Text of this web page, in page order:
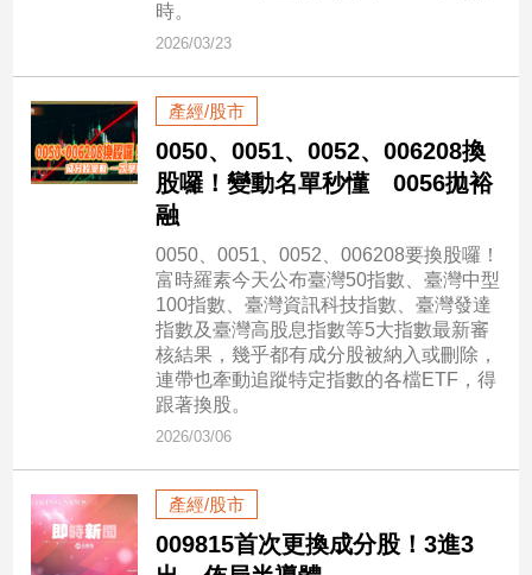
文
／
電
寵
物
Pet
時。
2026/03/23
產經/股市
0050、0051、0052、006208換
股囉！變動名單秒懂 0056拋裕
融
0050、0051、0052、006208要換股囉！
富時羅素今天公布臺灣50指數、臺灣中型
100指數、臺灣資訊科技指數、臺灣發達
指數及臺灣高股息指數等5大指數最新審
核結果，幾乎都有成分股被納入或刪除，
連帶也牽動追蹤特定指數的各檔ETF，得
跟著換股。
2026/03/06
產經/股市
009815首次更換成分股！3進3